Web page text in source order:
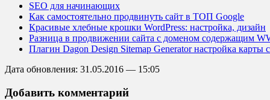
SEO для начинающих
Как самостоятельно продвинуть сайт в ТОП Google
Красивые хлебные крошки WordPress: настройка, дизайн
Разница в продвижении сайта с доменом содержащим
Плагин Dagon Design Sitemap Generator настройка карты
Дата обновления: 31.05.2016 — 15:05
Добавить комментарий